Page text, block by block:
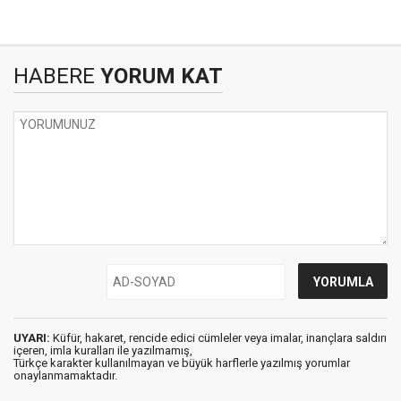
HABERE YORUM KAT
UYARI: Küfür, hakaret, rencide edici cümleler veya imalar, inançlara saldırı
içeren, imla kuralları ile yazılmamış,
Türkçe karakter kullanılmayan ve büyük harflerle yazılmış yorumlar
onaylanmamaktadır.